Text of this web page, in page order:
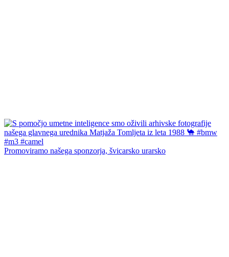
Promoviramo našega sponzorja, švicarsko urarsko